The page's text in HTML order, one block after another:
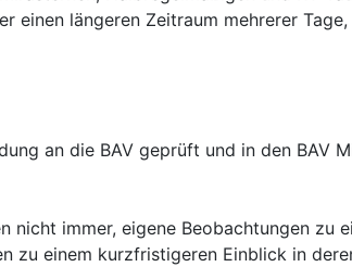
einen längeren Zeitraum mehrerer
an die BAV geprüft und in den
nicht immer, eigene Beobachtungen
einem kurzfristigeren Einblick in